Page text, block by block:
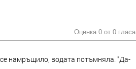
Оценка 0 от 0 гласа
намръщило, водата потъмняла. "Да-